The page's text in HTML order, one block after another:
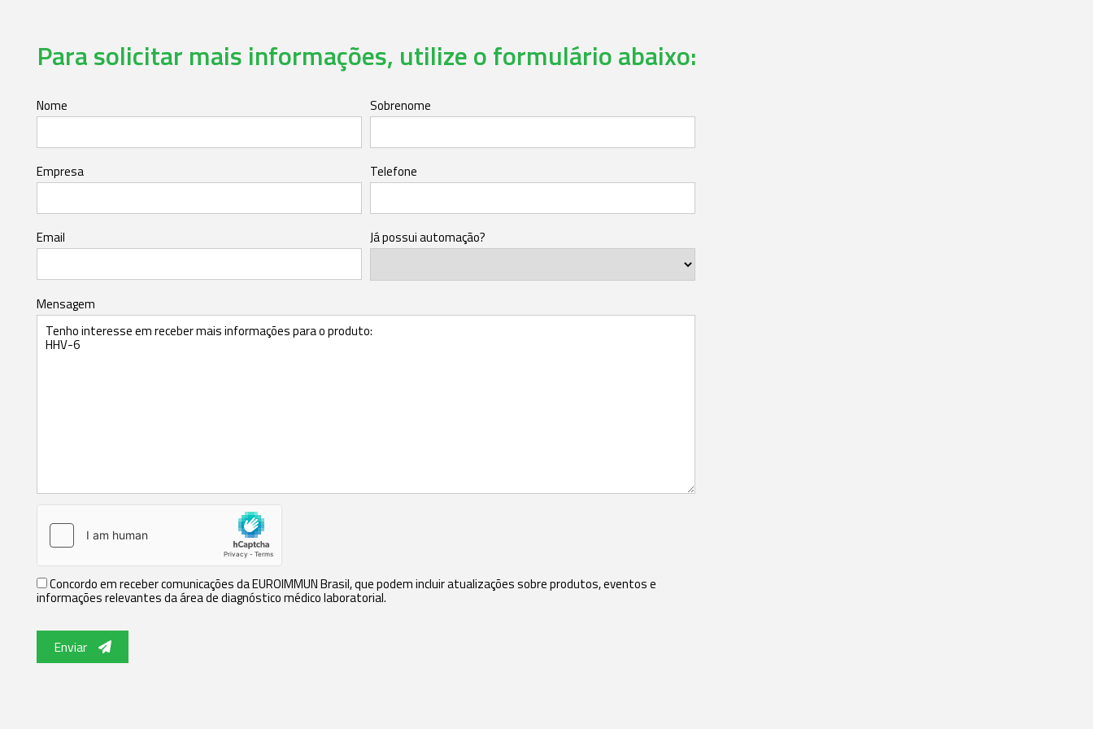
Para solicitar mais informações, utilize o formulário abaixo:
Nome Sobrenome
Empresa Telefone
Email Já possui automação?
Mensagem
Concordo em receber comunicações da EUROIMMUN Brasil, que podem incluir atualizações sobre produtos, eventos e
informações relevantes da área de diagnóstico médico laboratorial.
Enviar